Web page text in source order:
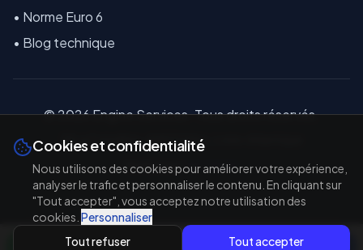
Cookies et confidentialité
Nous utilisons des cookies pour améliorer votre expérience,
analyser le trafic et personnaliser le contenu. En cliquant sur
"Tout accepter", vous acceptez notre utilisation des
cookies. Personnaliser
Tout refuser
Tout accepter
• Norme Euro 6
• Blog technique
©2026Engine Services. Tous droits réservés.
18 La Coindière, 44810 Héric, Loire-Atlantique
Réalisé parTAL'TECH